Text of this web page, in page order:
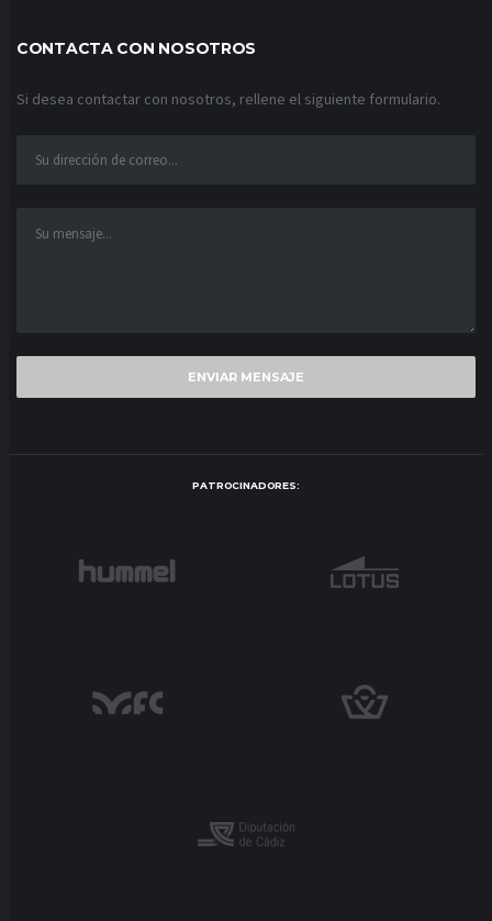
CONTACTA CON NOSOTROS
Si desea contactar con nosotros, rellene el siguiente formulario.
PATROCINADORES: